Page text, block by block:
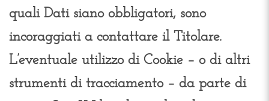
quali Dati siano obbligatori, sono
incoraggiati a contattare il Titolare.
L’eventuale utilizzo di Cookie – o di altri
strumenti di tracciamento – da parte di